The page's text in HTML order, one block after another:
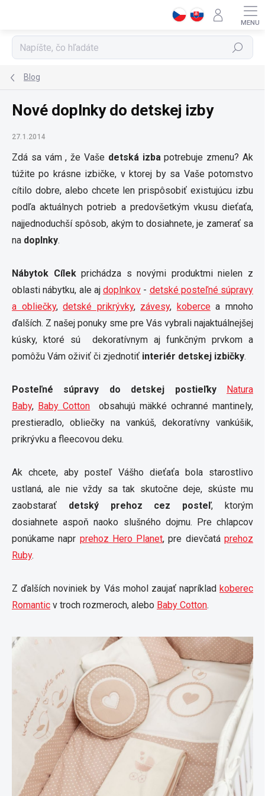
Hľadať
Blog
Nové doplnky do detskej izby
27.1.2014
Zdá sa vám , že Vaše detská izbapotrebuje zmenu? Ak
túžite po krásne izbičke, v ktorej by sa Vaše potomstvo
cítilo dobre, alebo chcete len prispôsobiť existujúcu izbu
podľa aktuálnych potrieb a predovšetkým vkusu dieťaťa,
najjednoduchší spôsob, akým to dosiahnete, je zamerať sa
na doplnky.
Nábytok Cílekprichádza s novými produktmi nielen z
oblasti nábytku, ale aj doplnkov - detské posteľné súpravy
a obliečky,detské prikrývky, závesy, kobercea mnoho
ďalších. Z našej ponuky sme pre Vás vybrali najaktuálnejšej
kúsky, ktoré sú dekoratívnym aj funkčným prvkom a
pomôžu Vám oživiť či zjednotiť interiér detskej izbičky.
Posteľné súpravy do detskej postieľky
Natura
Baby, Baby Cotton obsahujú mäkké ochranné mantinely,
prestieradlo, obliečky na vankúš, dekoratívny vankúšik,
prikrývku a fleecovou deku.
Ak chcete, aby posteľ Vášho dieťaťa bola starostlivo
ustlaná, ale nie vždy sa tak skutočne deje, skúste mu
zaobstarať detský prehoz cez posteľ, ktorým
dosiahnete aspoň naoko slušného dojmu. Pre chlapcov
ponúkame napr prehoz Hero Planet, pre dievčatáprehoz
Ruby.
Z ďalších noviniek by Vás mohol zaujať napríklad koberec
Romantic v troch rozmeroch, alebo Baby Cotton.